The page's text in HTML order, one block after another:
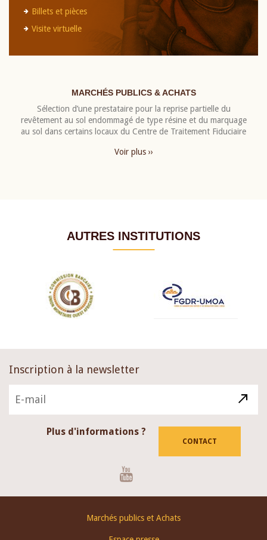
Billets et pièces
Visite virtuelle
MARCHÉS PUBLICS & ACHATS
Sélection d’une prestataire pour la reprise partielle du
revêtement au sol endommagé de type résine et du marquage
au sol dans certains locaux du Centre de Traitement Fiduciaire
Voir plus ››
AUTRES INSTITUTIONS
Inscription à la newsletter
Plus d'informations ?
CONTACT
Marchés publics et Achats